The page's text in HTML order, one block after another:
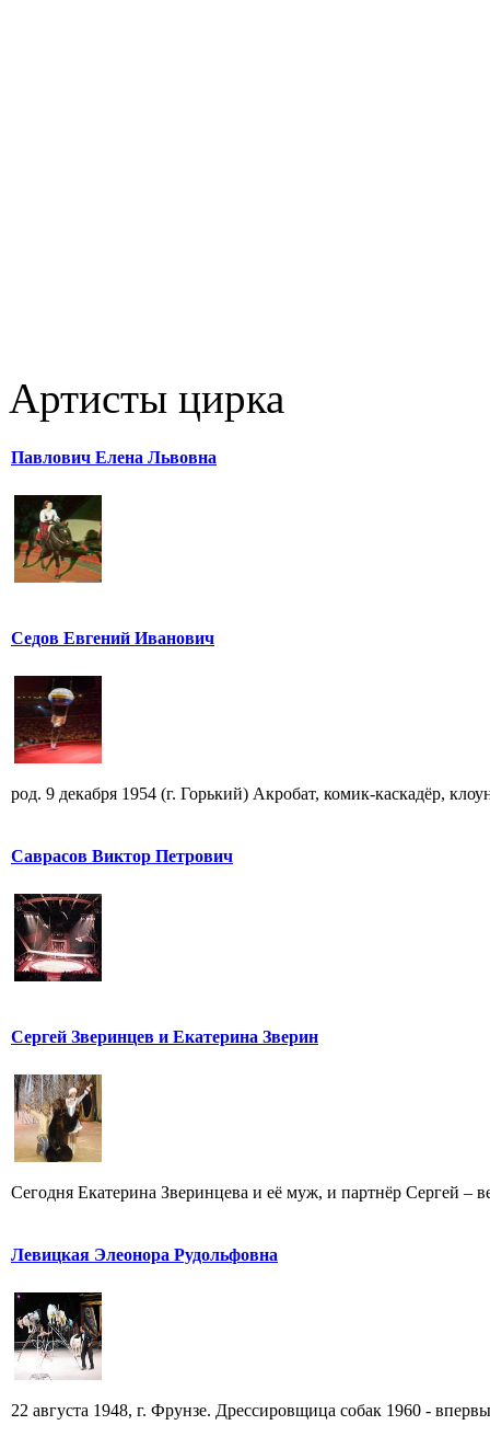
Артисты цирка
Павлович Елена Львовна
Седов Евгений Иванович
род. 9 декабря 1954 (г. Горький) Акробат, комик-каскадёр,
Саврасов Виктор Петрович
Сергей Зверинцев и Екатерина Зверин
Сегодня Екатерина Зверинцева и её муж, и партнёр Сергей –
Левицкая Элеонора Рудольфовна
22 августа 1948, г. Фрунзе. Дрессировщица собак 1960 -